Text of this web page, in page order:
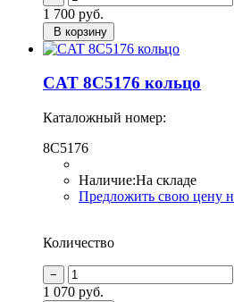
1 700 руб.
В корзину
CAT 8C5176 кольцо
Каталожный номер:
8C5176
Наличие:На складе
Предложить свою цену
Количество
1 070 руб.